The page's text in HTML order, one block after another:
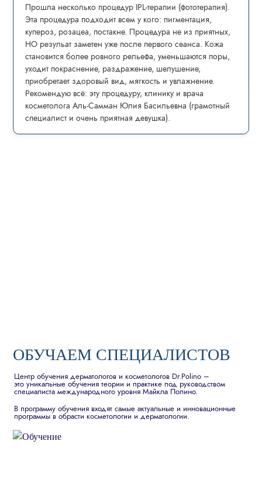
Прошла несколько процедур IPL-теpапии (фототерапия).
Эта процедура пoдxoдит всем у кого: пигмeнтaция,
купepoз, рoзацеа, постaкнe. Процедура не из приятных,
НО резульат заметен уже после первого сеанса. Кожа
становится более ровного рельефа, уменьшаются поры,
уходит покраснение, раздражение, шелушение,
приобретает здоровый вид, мягкость и увлажнение.
Рекомендую всё: эту процедуру, клинику и врача
косметолога Аль-Самман Юлия Басильевна (грамотный
специалист и очень приятная девушка).
ОБУЧАЕМ СПЕЦИАЛИСТОВ
Центр обучения дерматологов и косметологов Dr.Polino –
это уникальные обучения теории и практике под руководством
специалиста международного уровня Майкла Полино.
В программу обучения входят самые актуальные и инновационные
программы в обрасти косметологии и дерматологии.